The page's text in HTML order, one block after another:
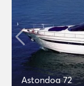
Astondoa 72